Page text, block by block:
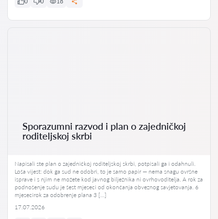
Sporazumni razvod i plan o zajedničkoj
roditeljskoj skrbi
Napisali ste plan o zajedničkoj roditeljskoj skrbi, potpisali ga i odahnuli.
Loša vijest: dok ga sud ne odobri, to je samo papir — nema snagu ovršne
isprave i s njim ne možete kod javnog bilježnika ni ovrhovoditelja. A rok za
podnošenje sudu je šest mjeseci od okončanja obveznog savjetovanja. 6
mjesecirok za odobrenje plana 3 […]
17.07.2026